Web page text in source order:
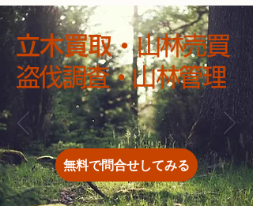
立木買取​・山林売買
盗伐調査・山林管理
無料で問合せしてみる